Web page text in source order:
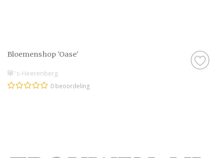
Bloemenshop 'Oase'
's-Heerenberg
0 beoordeling